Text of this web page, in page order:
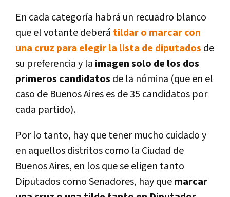
En cada categoría habrá un recuadro blanco
que el votante deberá tildar o marcar con
una cruz para elegir la lista de diputados de
su preferencia y la imagen solo de los dos
primeros candidatos de la nómina (que en el
caso de Buenos Aires es de 35 candidatos por
cada partido).
Por lo tanto, hay que tener mucho cuidado y
en aquellos distritos como la Ciudad de
Buenos Aires, en los que se eligen tanto
Diputados como Senadores, hay quemarcar